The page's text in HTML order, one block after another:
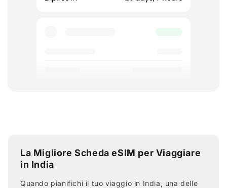
La Migliore Scheda eSIM per Viaggiare
in India
Quando pianifichi il tuo viaggio in India, una delle